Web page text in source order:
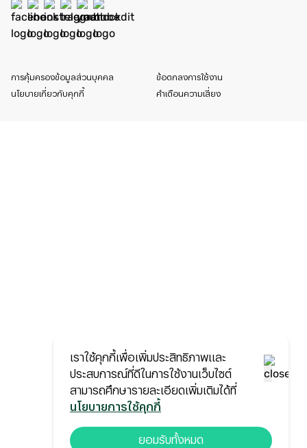
เราใช้คุกกี้เพื่อเพิ่มประสิทธิภาพและ
ประสบการณ์ที่ดีในการใช้งานเว็บไซต์
สามารถศึกษารายละเอียดเพิ่มเติมได้ที่
นโยบายการใช้คุกกี้
ยอมรับทั้งหมด
การคุ้มครองข้อมูลส่วนบุคคล
ข้อตกลงการใช้งาน
นโยบายเกี่ยวกับคุกกี้
คำเตือนความเสี่ยง